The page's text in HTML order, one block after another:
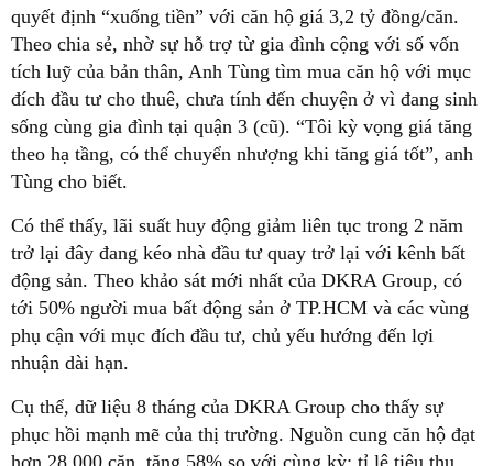
quyết định “xuống tiền” với căn hộ giá 3,2 tỷ đồng/căn.
Theo chia sẻ, nhờ sự hỗ trợ từ gia đình cộng với số vốn
tích luỹ của bản thân, Anh Tùng tìm mua căn hộ với mục
đích đầu tư cho thuê, chưa tính đến chuyện ở vì đang sinh
sống cùng gia đình tại quận 3 (cũ). “Tôi kỳ vọng giá tăng
theo hạ tầng, có thể chuyển nhượng khi tăng giá tốt”, anh
Tùng cho biết.
Có thể thấy, lãi suất huy động giảm liên tục trong 2 năm
trở lại đây đang kéo nhà đầu tư quay trở lại với kênh bất
động sản. Theo khảo sát mới nhất của DKRA Group, có
tới 50% người mua bất động sản ở TP.HCM và các vùng
phụ cận với mục đích đầu tư, chủ yếu hướng đến lợi
nhuận dài hạn.
Cụ thể, dữ liệu 8 tháng của DKRA Group cho thấy sự
phục hồi mạnh mẽ của thị trường. Nguồn cung căn hộ đạt